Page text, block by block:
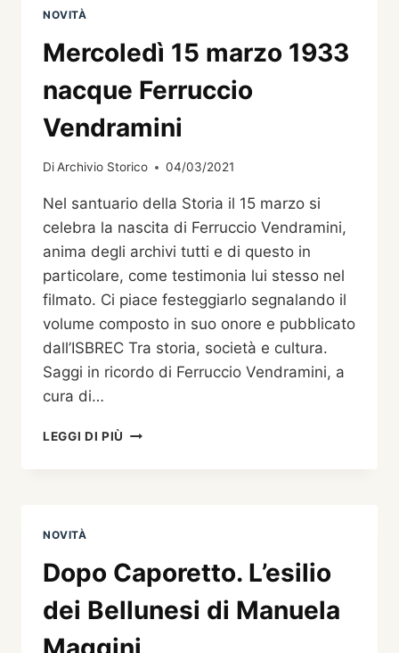
NOVITÀ
Mercoledì 15 marzo 1933
nacque Ferruccio
Vendramini
DiArchivio Storico 04/03/2021
Nel santuario della Storia il 15 marzo si
celebra la nascita di Ferruccio Vendramini,
anima degli archivi tutti e di questo in
particolare, come testimonia lui stesso nel
filmato. Ci piace festeggiarlo segnalando il
volume composto in suo onore e pubblicato
dall’ISBREC Tra storia, società e cultura.
Saggi in ricordo di Ferruccio Vendramini, a
cura di…
LEGGI DI PIÙ MERCOLEDÌ
NOVITÀ
Dopo Caporetto. L’esilio
dei Bellunesi di Manuela